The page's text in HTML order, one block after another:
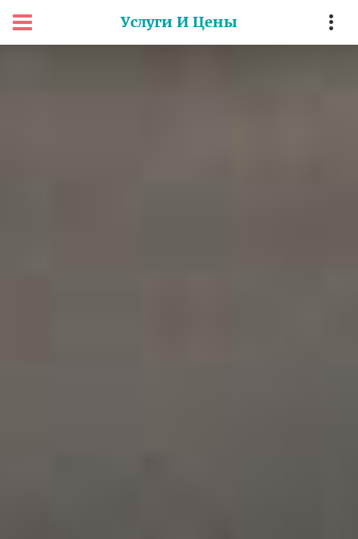
Услуги И Цены